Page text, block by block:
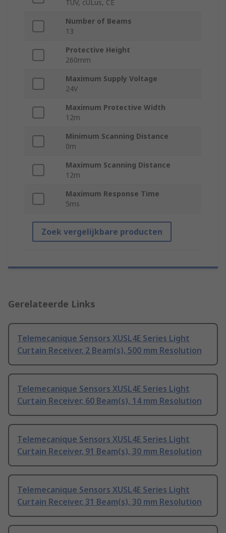
TUV, cULus, CE
Number of Beams
13
Protective Height
260mm
Maximum Supply Voltage
24V
Maximum Protective Width
12m
Minimum Scanning Distance
0m
Maximum Scanning Distance
12m
Maximum Response Time
5ms
Zoek vergelijkbare producten
Gerelateerde Links
Telemecanique Sensors XUSL4E Series Light
Curtain Receiver, 2 Beam(s), 500 mm Resolution
Telemecanique Sensors XUSL4E Series Light
Curtain Receiver, 60 Beam(s), 14 mm Resolution
Telemecanique Sensors XUSL4E Series Light
Curtain Receiver, 91 Beam(s), 30 mm Resolution
Telemecanique Sensors XUSL4E Series Light
Curtain Receiver, 31 Beam(s), 30 mm Resolution